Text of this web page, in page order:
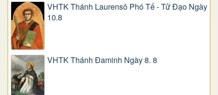
VHTK Thánh Laurensô Phó Tế - Tử Đạo Ngày
10.8
VHTK Thánh Đaminh Ngày 8. 8